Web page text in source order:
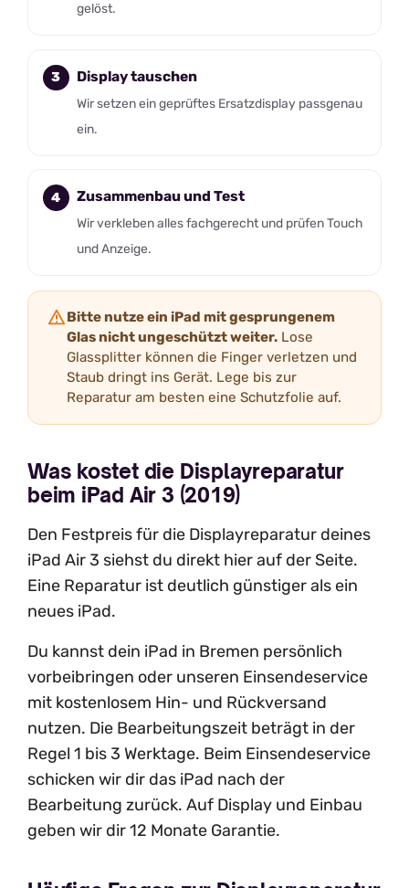
gelöst.
Display tauschen
Wir setzen ein geprüftes Ersatzdisplay passgenau
ein.
Zusammenbau und Test
Wir verkleben alles fachgerecht und prüfen Touch
und Anzeige.
Bitte nutze ein iPad mit gesprungenem
Glas nicht ungeschützt weiter. Lose
Glassplitter können die Finger verletzen und
Staub dringt ins Gerät. Lege bis zur
Reparatur am besten eine Schutzfolie auf.
Was kostet die Displayreparatur
beim iPad Air 3 (2019)
Den Festpreis für die Displayreparatur deines
iPad Air 3 siehst du direkt hier auf der Seite.
Eine Reparatur ist deutlich günstiger als ein
neues iPad.
Du kannst dein iPad in Bremen persönlich
vorbeibringen oder unseren Einsendeservice
mit kostenlosem Hin- und Rückversand
nutzen. Die Bearbeitungszeit beträgt in der
Regel 1 bis 3 Werktage. Beim Einsendeservice
schicken wir dir das iPad nach der
Bearbeitung zurück. Auf Display und Einbau
geben wir dir 12 Monate Garantie.